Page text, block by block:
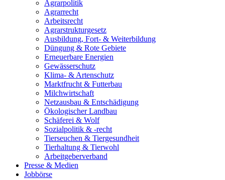
Agrarpolitik
Agrarrecht
Arbeitsrecht
Agrarstrukturgesetz
Ausbildung, Fort- & Weiterbildung
Düngung & Rote Gebiete
Erneuerbare Energien
Gewässerschutz
Klima- & Artenschutz
Marktfrucht & Futterbau
Milchwirtschaft
Netzausbau & Entschädigung
Ökologischer Landbau
Schäferei & Wolf
Sozialpolitik & -recht
Tierseuchen & Tiergesundheit
Tierhaltung & Tierwohl
Arbeitgeberverband
Presse & Medien
Jobbörse